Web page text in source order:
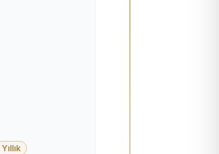
Yıllık